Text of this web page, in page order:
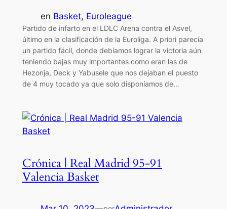
en Basket, Euroleague
Partido de infarto en el LDLC Arena contra el Asvel,
último en la clasificación de la Euroliga. A priori parecía
un partido fácil, donde debíamos lograr la victoria aún
teniendo bajas muy importantes como eran las de
Hezonja, Deck y Yabusele que nos dejaban el puesto
de 4 muy tocado ya que solo disponíamos de…
Crónica | Real Madrid 95-91
Valencia Basket